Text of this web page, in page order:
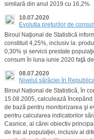
similară din anul 2019 cu 16,2%.
10.07.2020
Evoluţia preţurilor de
Biroul Naţional de Statistică
constituit 4,25%, inclusiv la:
0,30% și servicii prestate
consum în luna iunie 2020 faţă
08.07.2020
Nivelul sărăciei în
Biroul Național de Statistică, în
15.08.2005, calculează
de bază pentru monitorizarea şi
pentru calcularea indicatorilor
Casnice, al cărei obiectiv
de trai al populației, inclusiv al